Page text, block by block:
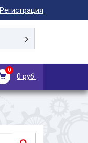
Регистрация
0
0 руб.